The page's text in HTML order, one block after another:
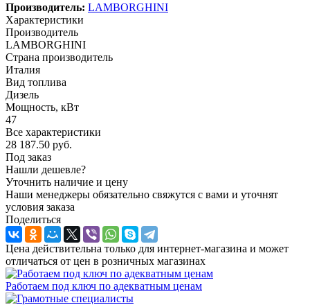
Производитель: LAMBORGHINI
Характеристики
Производитель
LAMBORGHINI
Страна производитель
Италия
Вид топлива
Дизель
Мощность, кВт
47
Все характеристики
28 187.50 руб.
Под заказ
Нашли дешевле?
Уточнить наличие и цену
Наши менеджеры обязательно свяжутся с вами и уточнят
условия заказа
Поделиться
Цена действительна только для интернет-магазина и может
отличаться от цен в розничных магазинах
Работаем под ключ по адекватным ценам